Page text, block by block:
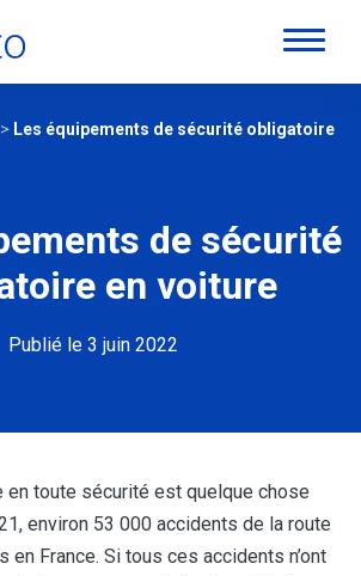
> Les équipements de sécurité obligatoire
de sécurité
en voiture
Publié le 3 juin 2022
en toute sécurité est quelque chose
environ 53 000 accidents de la route
en France. Si tous ces accidents n’ont